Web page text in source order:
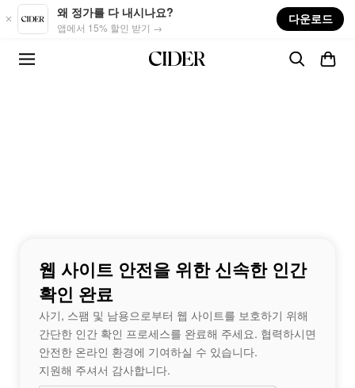
Skip to main content
왜 정가를 다 내시나요?
앱에서 15% 할인 받기 →
다운로드
웹 사이트 안전을 위한 신속한 인간
확인 완료
사기, 스팸 및 남용으로부터 웹 사이트를 보호하기 위해
간단한 인간 확인 프로세스를 완료해 주세요. 협력하시면
안전한 온라인 환경에 기여하실 수 있습니다.
지원해 주셔서 감사합니다.